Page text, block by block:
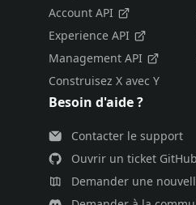
Account API
Experience API
Management API
Construisez X avec Y
Besoin d'aide ?
Contacter le support
Ouvrir un ticket GitHub
Demander une